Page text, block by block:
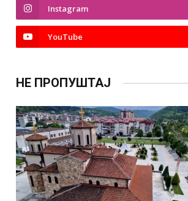
Instagram
YouTube
НЕ ПРОПУШТАЈ